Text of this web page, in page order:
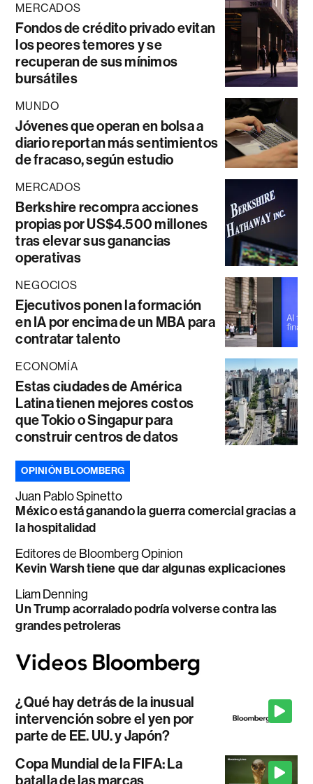
MERCADOS
Fondos de crédito privado evitan
los peores temores y se
recuperan de sus mínimos
bursátiles
MUNDO
Jóvenes que operan en bolsa a
diario reportan más sentimientos
de fracaso, según estudio
MERCADOS
Berkshire recompra acciones
propias por US$4.500 millones
tras elevar sus ganancias
operativas
NEGOCIOS
Ejecutivos ponen la formación
en IA por encima de un MBA para
contratar talento
ECONOMÍA
Estas ciudades de América
Latina tienen mejores costos
que Tokio o Singapur para
construir centros de datos
OPINIÓN BLOOMBERG
Juan Pablo Spinetto
México está ganando la guerra comercial gracias a
la hospitalidad
Editores de Bloomberg Opinion
Kevin Warsh tiene que dar algunas explicaciones
Liam Denning
Un Trump acorralado podría volverse contra las
grandes petroleras
¿Qué hay detrás de la inusual
intervención sobre el yen por
parte de EE. UU. y Japón?
Copa Mundial de la FIFA: La
batalla de las marcas